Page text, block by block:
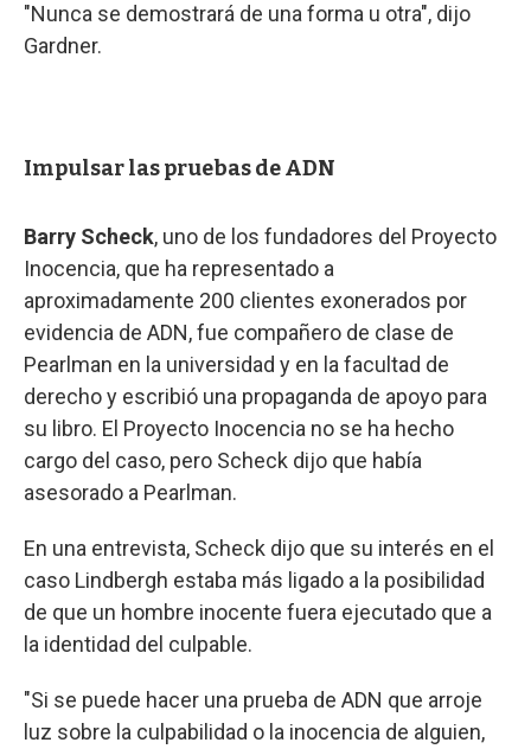
"Nunca se demostrará de una forma u otra", dijo
Gardner.
Impulsar las pruebas de ADN
Barry Scheck, uno de los fundadores del Proyecto
Inocencia, que ha representado a
aproximadamente 200 clientes exonerados por
evidencia de ADN, fue compañero de clase de
Pearlman en la universidad y en la facultad de
derecho y escribió una propaganda de apoyo para
su libro. El Proyecto Inocencia no se ha hecho
cargo del caso, pero Scheck dijo que había
asesorado a Pearlman.
En una entrevista, Scheck dijo que su interés en el
caso Lindbergh estaba más ligado a la posibilidad
de que un hombre inocente fuera ejecutado que a
la identidad del culpable.
"Si se puede hacer una prueba de ADN que arroje
luz sobre la culpabilidad o la inocencia de alguien,